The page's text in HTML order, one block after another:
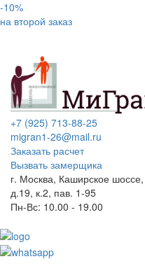
-10%
на второй заказ
+7 (925) 713-88-25
migran1-26@mail.ru
Заказать расчет
Вызвать замерщика
г. Москва, Каширское шоссе,
д.19, к.2, пав. 1-95
Пн-Вс: 10.00 - 19.00